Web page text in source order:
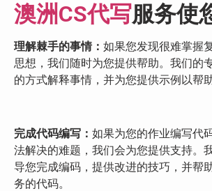
澳洲CS代写服务使
理解棘手的事情： 如果您发现很难掌握
思想，我们随时为您提供帮助。我们的
的方式解释事情，并为您提供示例以帮
完成代码编写 ： 如果为您的作业编写代
法解决的难题，我们会为您提供支持。
导您完成编码，提供改进的技巧，并帮
务的代码。